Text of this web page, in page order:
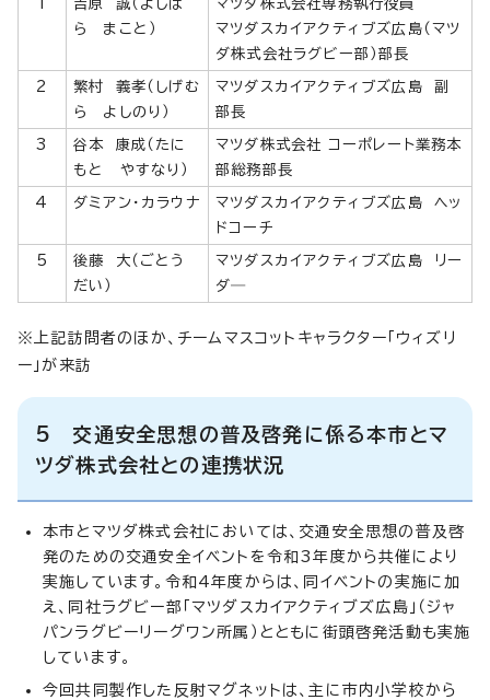
ら まこと）
マツダスカイアクティブズ広島（マツ
ダ株式会社ラグビー部）部長
2
繁村 義孝（しげむ
ら よしのり）
マツダスカイアクティブズ広島 副
部長
3
谷本 康成（たに
もと やすなり）
マツダ株式会社 コーポレート業務本
部総務部長
4 ダミアン・カラウナ
マツダスカイアクティブズ広島 ヘッ
ドコーチ
5
後藤 大（ごとう
だい）
マツダスカイアクティブズ広島 リー
ダ―
※上記訪問者のほか、チームマスコットキャラクター「ウィズリ
ー」が来訪
5 交通安全思想の普及啓発に係る本市とマ
ツダ株式会社との連携状況
本市とマツダ株式会社においては、交通安全思想の普及啓
発のための交通安全イベントを令和3年度から共催により
実施しています。令和4年度からは、同イベントの実施に加
え、同社ラグビー部「マツダスカイアクティブズ広島」（ジャ
パンラグビーリーグワン所属）とともに街頭啓発活動も実施
しています。
今回共同製作した反射マグネットは、主に市内小学校から